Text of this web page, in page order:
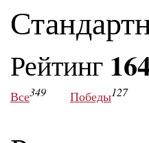
Рейтинг
Все349 Победы127